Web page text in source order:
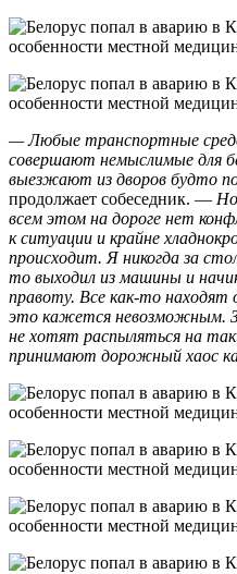
— Любые транспортные
совершают немыслимые для
выезжают из дворов будто по
продолжает собеседник. —
всем этом на дороге нет
к ситуации и крайне
происходит. Я никогда за
то выходил из машины и
правоту. Все как-то
это кажется невозможным.
не хотят распыляться на
принимают дорожный хаос